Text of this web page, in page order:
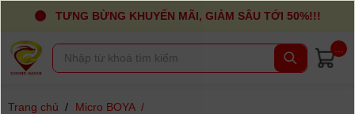
TƯNG BỪNG KHUYẾN MÃI, GIẢM SÂU TỚI 50%!!!
Trang chủ / Micro BOYA /